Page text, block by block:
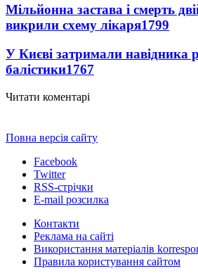
Мільйонна застава і смерть
викрили схему лікаря1799
У Києві затримали навідника
балістики1767
Читати коментарі
Повна версія сайту
Facebook
Twitter
RSS-стрічки
E-mail розсилка
Контакти
Реклама на сайті
Використання матеріалів
Правила користування сайтом